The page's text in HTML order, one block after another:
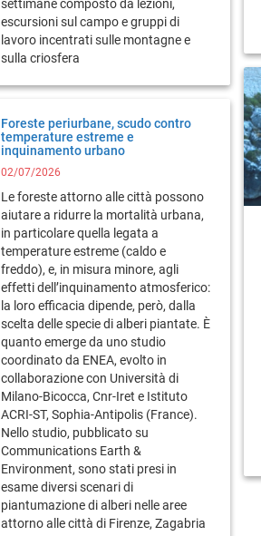
settimane composto da lezioni,
escursioni sul campo e gruppi di
lavoro incentrati sulle montagne e
sulla criosfera
Foreste periurbane, scudo contro
temperature estreme e
inquinamento urbano
02/07/2026
Le foreste attorno alle città possono
aiutare a ridurre la mortalità urbana,
in particolare quella legata a
temperature estreme (caldo e
freddo), e, in misura minore, agli
effetti dell’inquinamento atmosferico:
la loro efficacia dipende, però, dalla
scelta delle specie di alberi piantate. È
quanto emerge da uno studio
coordinato da ENEA, evolto in
collaborazione con Università di
Milano-Bicocca, Cnr-Iret e Istituto
ACRI-ST, Sophia-Antipolis (France).
Nello studio, pubblicato su
Communications Earth &
Environment, sono stati presi in
esame diversi scenari di
piantumazione di alberi nelle aree
attorno alle città di Firenze, Zagabria